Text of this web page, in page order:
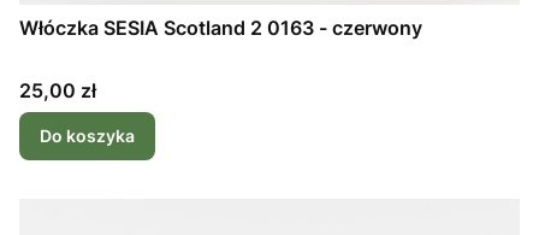
Włóczka SESIA Scotland 2 0163 - czerwony
Cena
25,00 zł
Do koszyka